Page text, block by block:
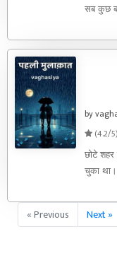
सब कुछ
by
(4.2/5)
छोटे
चुका
« Previous Next »